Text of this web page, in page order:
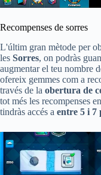
Recompenses de sorres
L'últim gran mètode per
les Sorres, on podràs
augmentar el teu nombre
ofereix gemmes com a
través de la obertura de
tot més les recompenses
tindràs accés a entre 5 i 7